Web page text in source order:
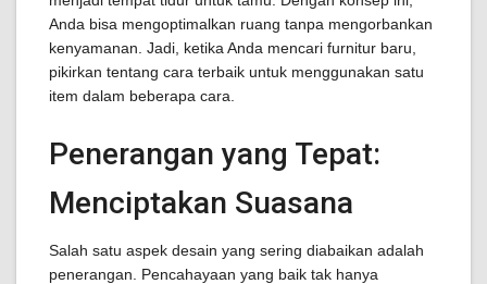
Anda bisa mengoptimalkan ruang tanpa mengorbankan
kenyamanan. Jadi, ketika Anda mencari furnitur baru,
pikirkan tentang cara terbaik untuk menggunakan satu
item dalam beberapa cara.
Penerangan yang Tepat:
Menciptakan Suasana
Salah satu aspek desain yang sering diabaikan adalah
penerangan. Pencahayaan yang baik tak hanya